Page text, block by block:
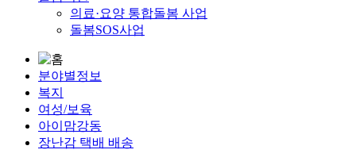
의료·요양 통합돌봄 사업
돌봄SOS사업
분야별정보
복지
여성/보육
아이맘강동
장난감 택배 배송